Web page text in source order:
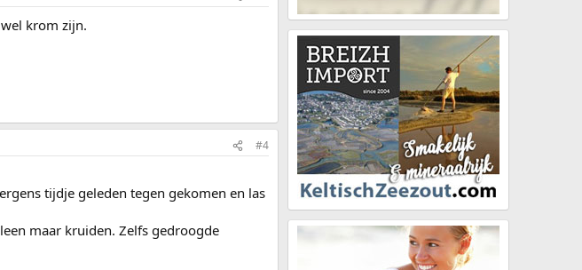
krom zijn.
#4
tijdje geleden tegen gekomen en las
maar kruiden. Zelfs gedroogde